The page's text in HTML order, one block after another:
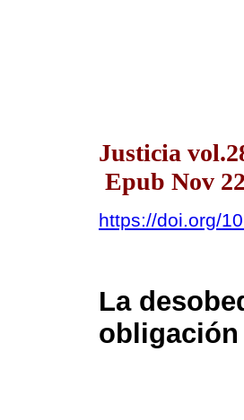
Justicia
Epub Nov
https://doi.org/
La